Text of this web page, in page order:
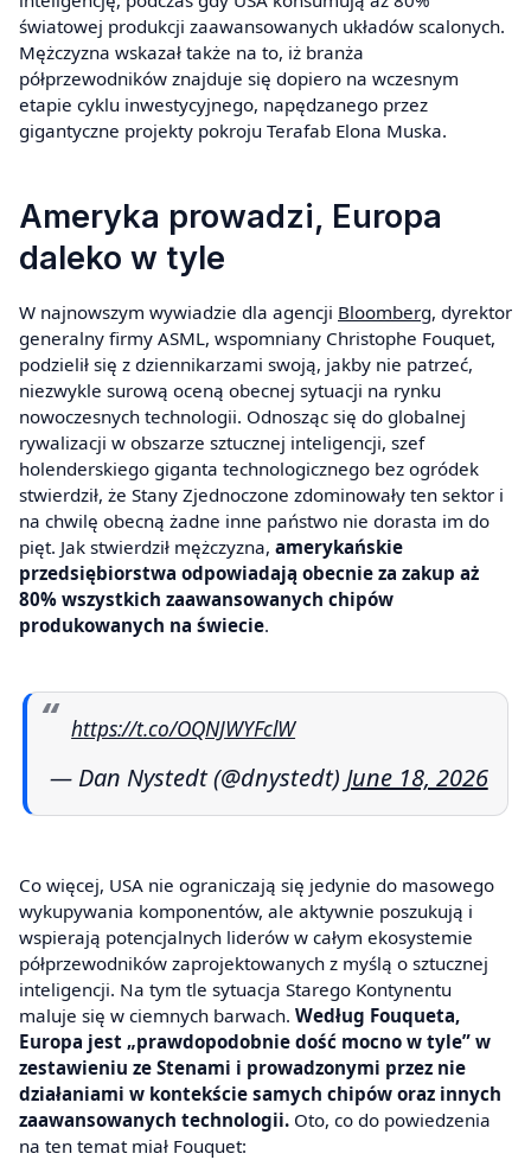
światowej produkcji zaawansowanych układów scalonych.
Mężczyzna wskazał także na to, iż branża
półprzewodników znajduje się dopiero na wczesnym
etapie cyklu inwestycyjnego, napędzanego przez
gigantyczne projekty pokroju Terafab Elona Muska.
Ameryka prowadzi, Europa
daleko w tyle
W najnowszym wywiadzie dla agencji Bloomberg, dyrektor
generalny firmy ASML, wspomniany Christophe Fouquet,
podzielił się z dziennikarzami swoją, jakby nie patrzeć,
niezwykle surową oceną obecnej sytuacji na rynku
nowoczesnych technologii. Odnosząc się do globalnej
rywalizacji w obszarze sztucznej inteligencji, szef
holenderskiego giganta technologicznego bez ogródek
stwierdził, że Stany Zjednoczone zdominowały ten sektor i
na chwilę obecną żadne inne państwo nie dorasta im do
pięt. Jak stwierdził mężczyzna, amerykańskie
przedsiębiorstwa odpowiadają obecnie za zakup aż
80% wszystkich zaawansowanych chipów
produkowanych na świecie.
https://t.co/OQNJWYFclW
— Dan Nystedt (@dnystedt) June 18, 2026
Co więcej, USA nie ograniczają się jedynie do masowego
wykupywania komponentów, ale aktywnie poszukują i
wspierają potencjalnych liderów w całym ekosystemie
półprzewodników zaprojektowanych z myślą o sztucznej
inteligencji. Na tym tle sytuacja Starego Kontynentu
maluje się w ciemnych barwach. Według Fouqueta,
Europa jest „prawdopodobnie dość mocno w tyle” w
zestawieniu ze Stenami i prowadzonymi przez nie
działaniami w kontekście samych chipów oraz innych
zaawansowanych technologii. Oto, co do powiedzenia
na ten temat miał Fouquet: